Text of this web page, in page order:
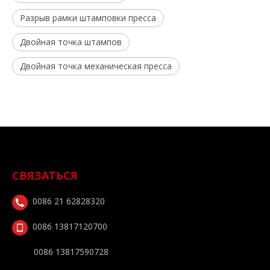
Разрыв рамки штамповки пресса
Двойная точка штампов
Двойная точка механическая пресса
СВЯЗАТЬСЯ
0086 21 62828320
0086 13817120700
0086 13817590728